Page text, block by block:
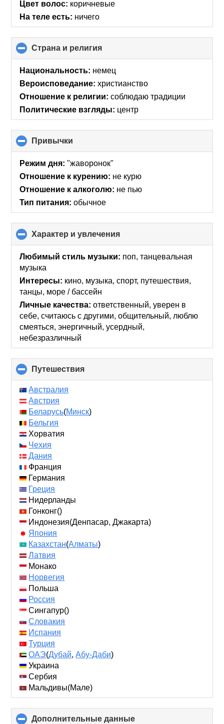
Цвет волос: коричневые
На теле есть: ничего
Страна и религия
to
collapse
Национальность: немец
Вероисповедание: христианство
Отношение к религии: соблюдаю традиции
Политические взгляды: центр
Привычки
to
collapse
Режим дня: "жаворонок"
Отношение к курению: не курю
Отношение к алкоголю: не пью
Тип питания: обычное
Характер и увлечения
to
collapse
Любимый стиль музыки: поп, танцевальная
музыка
Интересы: кино, музыка, спорт, путешествия,
танцы, море / бассейн
Личные качества: ответственный, уверен в
себе, считаюсь с другими, общительный, люблю
смеяться, энергичный, усердный,
небезразличный
Путешествия
to
Австралия
Австрия
Беларусь(Минск)
Бельгия
Хорватия
Чехия
Дания
Франция
Германия
Греция
Нидерланды
Гонконг()
Индонезия(Денпасар, Джакарта)
Япония
Казахстан(Алматы)
Латвия
Монако
Норвегия
Польша
Россия
Сингапур()
Словакия
Испания
Турция
ОАЭ(Дубай,Абу-Даби)
Украина
Сербия
Мальдивы(Мале)
Дополнительные данные